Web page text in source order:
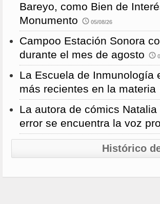
Bareyo, como Bien de
Monumento
05/08/26
Campoo Estación Sonora
durante el mes de agosto
La Escuela de Inmunología
más recientes en la materia
La autora de cómics
error se encuentra la voz
Histórico